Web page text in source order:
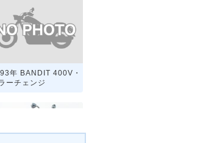
年 BANDIT 400V・
ーチェンジ